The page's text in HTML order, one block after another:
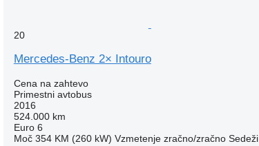
20
Mercedes-Benz 2× Intouro
Cena na zahtevo
Primestni avtobus
2016
524.000 km
Euro 6
Moč 354 KM (260 kW) Vzmetenje zračno/zračno Sedeži